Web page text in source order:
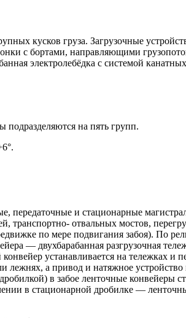
кусков груза. Загрузочные
с бортами, направляющими
электролебёдка с системой
на пять групп.
передаточные и стационарные
транспортно- отвальных мостов,
по мере подвигания забоя). По
— двухбарабанная разгрузочная
устанавливается на тележках и
а привод и натяжное
в забое ленточные конвейеры
в стационарной дробилке —